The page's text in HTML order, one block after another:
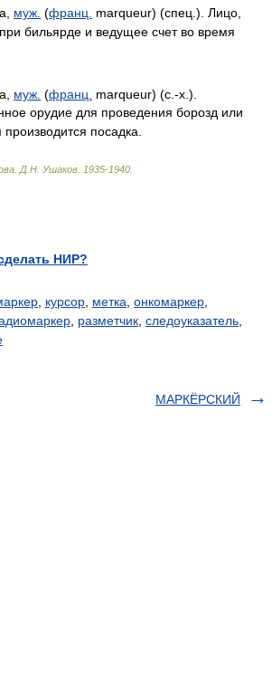
муж. (франц.
marqueur) (спец.). Лицо,
бильярде и ведущее счет во время
муж. (франц.
marqueur) (с.-х.).
орудие для проведения борозд или
посадка.
Д.Н. Ушаков. 1935-1940
НИР?
, курсор, метка, онкомаркер,
, разметчик, следоуказатель,
МАРКЁРСКИЙ